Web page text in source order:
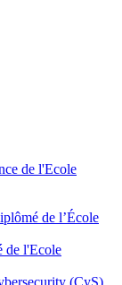
de l'Ecole
de l’École
de l'Ecole
(CyS)